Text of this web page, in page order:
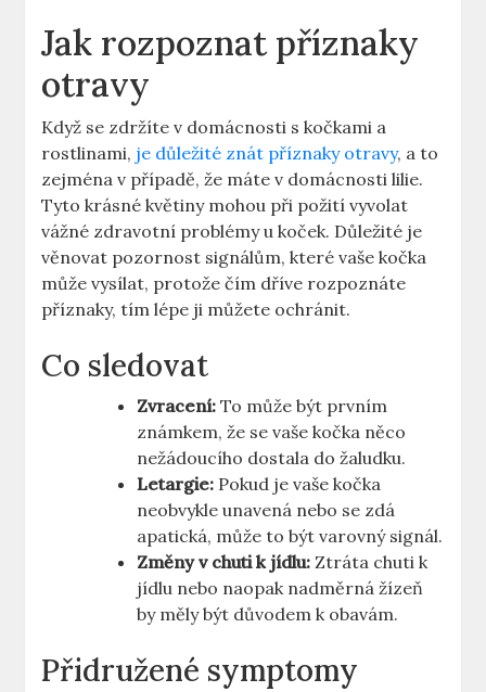
Jak rozpoznat příznaky
otravy
Když se zdržíte v domácnosti s kočkami a
rostlinami, je důležité znát příznaky otravy, a to
zejména v případě, že máte v domácnosti lilie.
Tyto krásné květiny mohou při požití vyvolat
vážné zdravotní problémy u koček. Důležité je
věnovat pozornost signálům, které vaše kočka
může vysílat, protože čím dříve rozpoznáte
příznaky, tím lépe ji můžete ochránit.
Co sledovat
Zvracení: To může být prvním
známkem, že se vaše kočka něco
nežádoucího dostala do žaludku.
Letargie: Pokud je vaše kočka
neobvykle unavená nebo se zdá
apatická, může to být varovný signál.
Změny v chuti k jídlu: Ztráta chuti k
jídlu nebo naopak nadměrná žízeň
by měly být důvodem k obavám.
Přidružené symptomy